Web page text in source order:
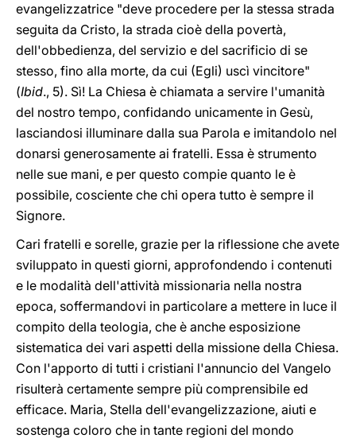
evangelizzatrice "deve procedere per la stessa strada
seguita da Cristo, la strada cioè della povertà,
dell'obbedienza, del servizio e del sacrificio di se
stesso, fino alla morte, da cui (Egli) uscì vincitore"
(Ibid., 5). Sì! La Chiesa è chiamata a servire l'umanità
del nostro tempo, confidando unicamente in Gesù,
lasciandosi illuminare dalla sua Parola e imitandolo nel
donarsi generosamente ai fratelli. Essa è strumento
nelle sue mani, e per questo compie quanto le è
possibile, cosciente che chi opera tutto è sempre il
Signore.
Cari fratelli e sorelle, grazie per la riflessione che avete
sviluppato in questi giorni, approfondendo i contenuti
e le modalità dell'attività missionaria nella nostra
epoca, soffermandovi in particolare a mettere in luce il
compito della teologia, che è anche esposizione
sistematica dei vari aspetti della missione della Chiesa.
Con l'apporto di tutti i cristiani l'annuncio del Vangelo
risulterà certamente sempre più comprensibile ed
efficace. Maria, Stella dell'evangelizzazione, aiuti e
sostenga coloro che in tante regioni del mondo